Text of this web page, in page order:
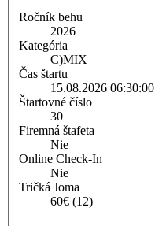
Ročník behu
2026
Kategória
C)MIX
Čas štartu
15.08.2026 06:30:00
Štartovné číslo
30
Firemná štafeta
Nie
Online Check-In
Nie
Tričká Joma
60€ (12)